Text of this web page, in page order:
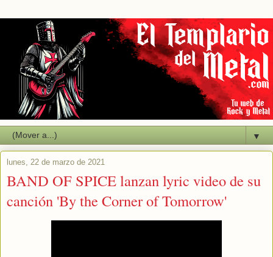
▼
lunes, 22 de marzo de 2021
BAND OF SPICE lanzan lyric video de su
canción 'By the Corner of Tomorrow'